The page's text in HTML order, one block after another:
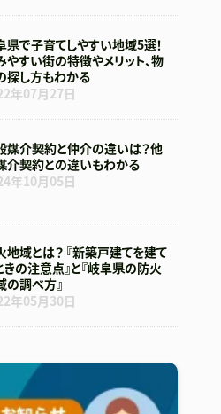
県で子育てしやすい地域5選！
やすい街の特徴やメリット、物
探し方もわかる
年07月27日
媒介契約と仲介の違いは？他
介契約との違いもわかる
年10月05日
地域とは？ 『新築戸建てを建て
きの注意点』と『岐阜県の防火
の調べ方』
年05月30日